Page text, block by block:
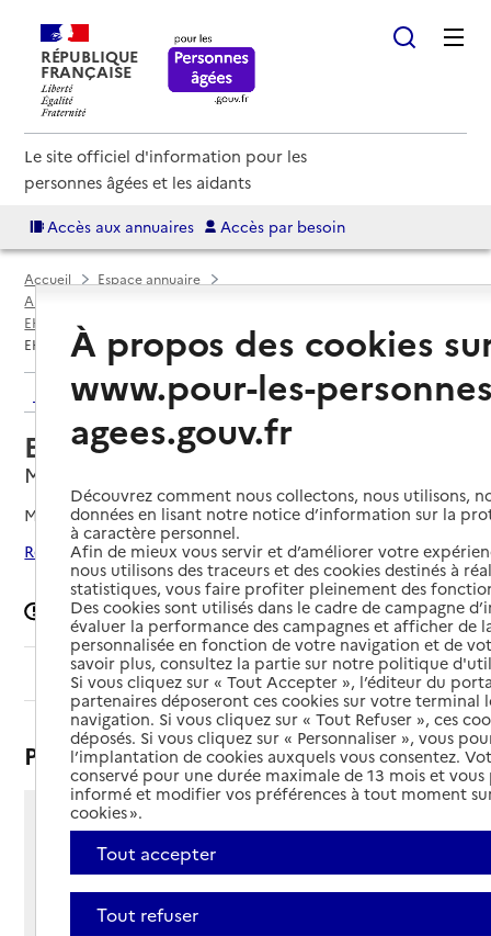
RÉPUBLIQUE
FRANÇAISE
Le site officiel d'information pour les
personnes âgées et les aidants
Accès aux annuaires Accès par besoin
Accueil
Espace annuaire
Annuaire EHPAD et maisons de retraite
EHPAD par département
EHPAD de l'Hôpital de Mauléon
Retour aux résultats de l'annuaire
EHPAD de l'Hôpital de Mauléon
Mauléon, DEUX-SEVRES
Mis à jour le28/04/2026
Rechercher les établissements autour de Mauléon
Signaler une erreur
Sommaire
Présentation
6 rue du Chemin Vert
79700 - Mauléon
Voir itinéraire
Téléphone :
À propos des cookies
www.pour-les-
agees.gouv.fr
Découvrez comment nous collectons, nous utilisons,
données en lisant notre notice d’information sur la
à caractère personnel.
Afin de mieux vous servir et d’améliorer votre
nous utilisons des traceurs et des cookies destinés à
statistiques, vous faire profiter pleinement des
Des cookies sont utilisés dans le cadre de campagne
évaluer la performance des campagnes et afficher de
personnalisée en fonction de votre navigation et de
savoir plus, consultez la partie sur notre politique
Si vous cliquez sur « Tout Accepter », l’éditeur du
partenaires déposeront ces cookies sur votre terminal
navigation. Si vous cliquez sur « Tout Refuser », ces
déposés. Si vous cliquez sur « Personnaliser », vous
l’implantation de cookies auxquels vous consentez.
conservé pour une durée maximale de 13 mois et
informé et modifier vos préférences à tout moment
cookies ».
Tout accepter
Tout refuser